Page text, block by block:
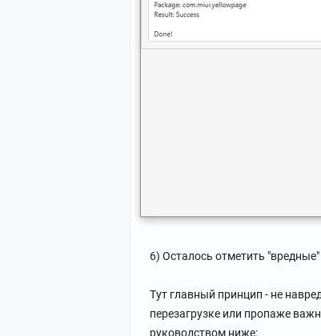
6) Осталось отметить
Тут главный принцип - не
перезагрузке или пропаже
руководством ниже: